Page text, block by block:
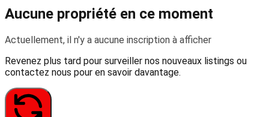
Aucune propriété en ce moment
Actuellement, il n'y a aucune inscription à afficher
Revenez plus tard pour surveiller nos nouveaux listings ou
contactez nous pour en savoir davantage.